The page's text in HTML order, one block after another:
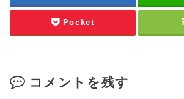
Pocket
コメントを残す